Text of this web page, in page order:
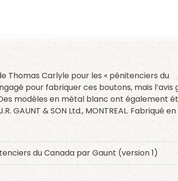
Thomas Carlyle pour les « pénitenciers du
pour fabriquer ces boutons, mais l’avis
modèles en métal blanc ont également
GAUNT & SON Ltd., MONTREAL. Fabriqué en
du Canada par Gaunt (version 1)